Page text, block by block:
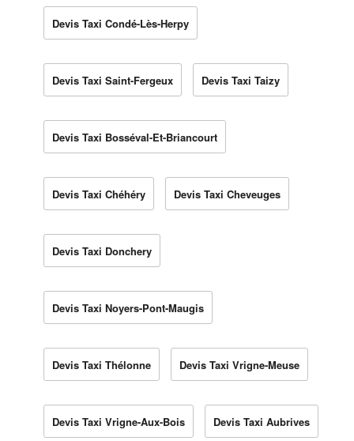
Devis Taxi Condé-Lès-Herpy
Devis Taxi Saint-Fergeux Devis Taxi Taizy
Devis Taxi Bosséval-Et-Briancourt
Devis Taxi Chéhéry Devis Taxi Cheveuges
Devis Taxi Donchery
Devis Taxi Noyers-Pont-Maugis
Devis Taxi Thélonne Devis Taxi Vrigne-Meuse
Devis Taxi Vrigne-Aux-Bois Devis Taxi Aubrives